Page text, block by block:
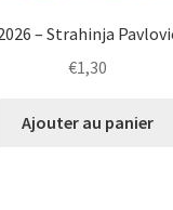
– Strahinja
€1,30
Ajouter au panier